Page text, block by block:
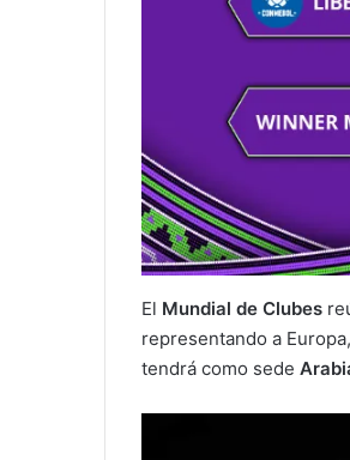
El Mundial de Clubes
representando a
tendrá como sede